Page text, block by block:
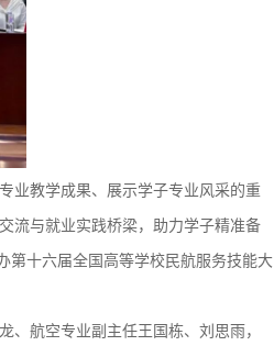
业教学成果、展示学子专业风采的重
流与就业实践桥梁，助力学子精准备
第十六届全国高等学校民航服务技能大
、航空专业副主任王国栋、刘思雨，